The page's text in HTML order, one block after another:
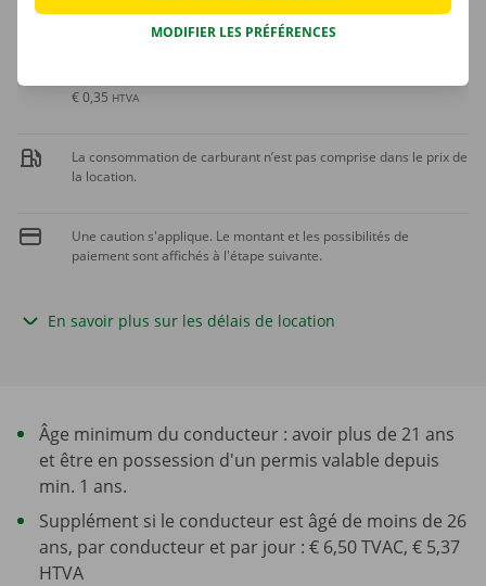
€ 0,35 HTVA
La consommation de carburant n’est pas comprise dans le prix de
la location.
Une caution s'applique. Le montant et les possibilités de
paiement sont affichés à l'étape suivante.
En savoir plus sur les délais de location
Âge minimum du conducteur : avoir plus de 21 ans
et être en possession d'un permis valable depuis
min. 1 ans.
Supplément si le conducteur est âgé de moins de 26
ans, par conducteur et par jour : € 6,50 TVAC, € 5,37
HTVA
MODIFIER LES PRÉFÉRENCES